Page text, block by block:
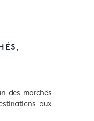
des marchés
aux